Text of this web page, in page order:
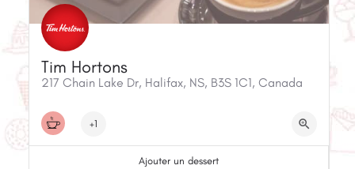
Tim Hortons
217 Chain Lake Dr, Halifax, NS, B3S 1C1, Canada
+1
Ajouter un dessert